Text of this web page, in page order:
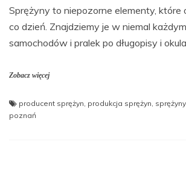
Sprężyny to niepozorne elementy, które
co dzień. Znajdziemy je w niemal
samochodów i pralek po długopisy i
Zobacz więcej
producent sprężyn, produkcja sprężyn,
poznań